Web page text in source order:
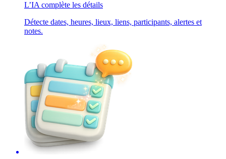
L’IA complète les détails
Détecte dates, heures, lieux, liens, participants, alertes et
notes.